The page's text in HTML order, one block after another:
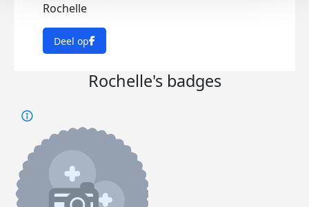
Rochelle
Deel op
Rochelle's badges